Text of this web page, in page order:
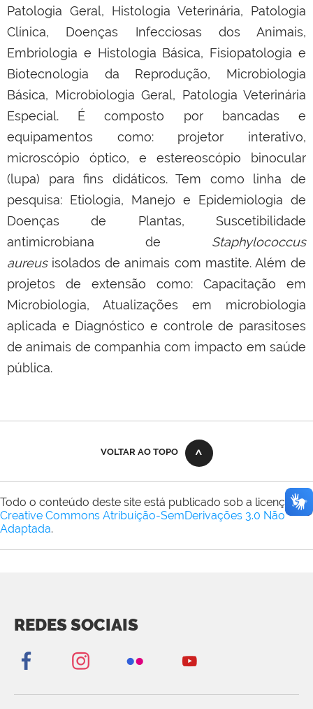
Patologia Geral, Histologia Veterinária, Patologia
Clínica, Doenças Infecciosas dos Animais,
Embriologia e Histologia Básica, Fisiopatologia e
Biotecnologia da Reprodução, Microbiologia
Básica, Microbiologia Geral, Patologia Veterinária
Especial. É composto por bancadas e
equipamentos como: projetor interativo,
microscópio óptico, e estereoscópio binocular
(lupa) para fins didáticos. Tem como linha de
pesquisa: Etiologia, Manejo e Epidemiologia de
Doenças de Plantas, Suscetibilidade
antimicrobiana de Staphylococcus
aureusisolados de animais com mastite. Além de
projetos de extensão como: Capacitação em
Microbiologia, Atualizações em microbiologia
aplicada e Diagnóstico e controle de parasitoses
de animais de companhia com impacto em saúde
pública.
VOLTAR AO TOPO
Todo o conteúdo deste site está publicado sob a licença
Creative Commons Atribuição-SemDerivações 3.0 Não
Adaptada.
REDES SOCIAIS